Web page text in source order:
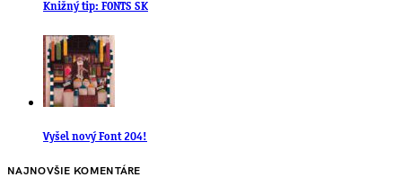
Knižný tip: FONTS SK
Vyšel nový Font 204!
NAJNOVŠIE KOMENTÁRE